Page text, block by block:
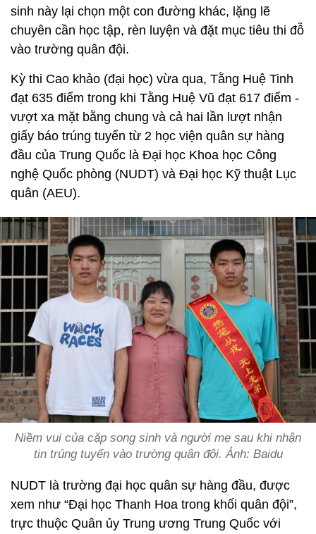
sinh này lại chọn một con đường khác, lặng lẽ
chuyên cần học tập, rèn luyện và đặt mục tiêu thi đỗ
vào trường quân đội.
Kỳ thi Cao khảo (đại học) vừa qua, Tằng Huệ Tinh
đạt 635 điểm trong khi Tằng Huệ Vũ đạt 617 điểm -
vượt xa mặt bằng chung và cả hai lần lượt nhận
giấy báo trúng tuyển từ 2 học viện quân sự hàng
đầu của Trung Quốc là Đại học Khoa học Công
nghệ Quốc phòng (NUDT) và Đại học Kỹ thuật Lục
quân (AEU).
Niềm vui của cặp song sinh và người mẹ sau khi nhận
tin trúng tuyển vào trường quân đội. Ảnh: Baidu
NUDT là trường đại học quân sự hàng đầu, được
xem như “Đại học Thanh Hoa trong khối quân đội”,
trực thuộc Quân ủy Trung ương Trung Quốc với